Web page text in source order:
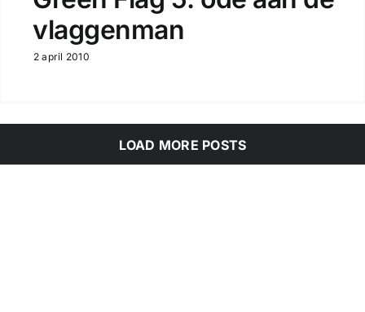
vlaggenman
2 april 2010
LOAD MORE POSTS